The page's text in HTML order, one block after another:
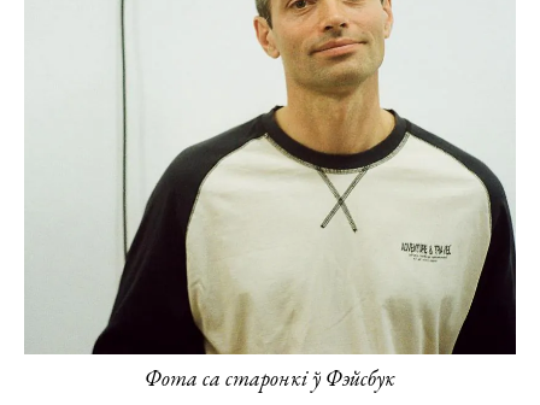
Фота са старонкі ў Фэйсбук